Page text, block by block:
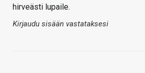
hirveästi lupaile.
Kirjaudu sisään vastataksesi